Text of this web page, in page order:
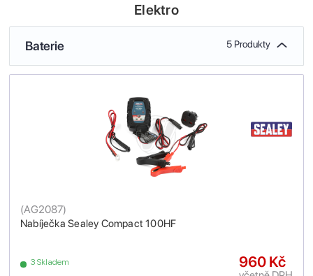
Elektro
Baterie 5 Produkty
Nabíječka Sealey Compact 100HF
(AG2087)
3 Skladem 960 Kč